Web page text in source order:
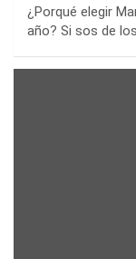
¿Porqué elegir
año? Si sos de